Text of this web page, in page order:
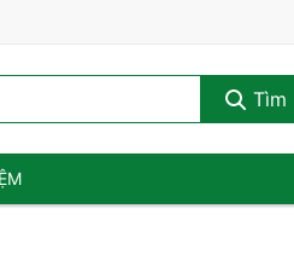
Tìm